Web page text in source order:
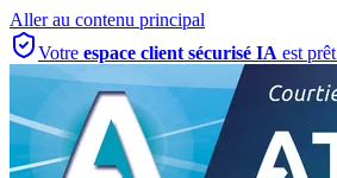
Aller au contenu principal
Votre espace client sécurisé IA est